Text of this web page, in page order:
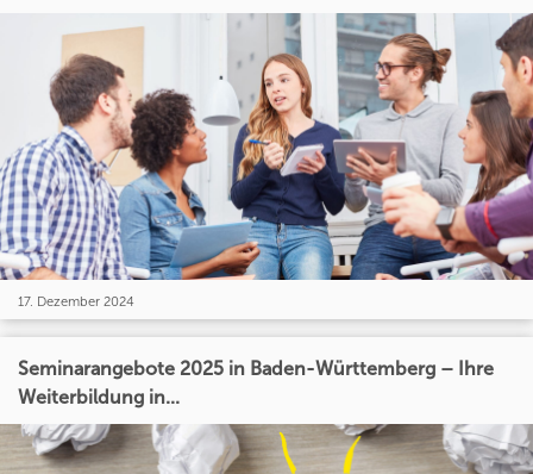
17. Dezember 2024
Seminarangebote 2025 in Baden-Württemberg – Ihre
Weiterbildung in...